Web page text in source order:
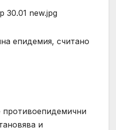
епидемия, считано
противоепидемични
и